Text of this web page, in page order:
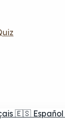
🇪🇸 Español